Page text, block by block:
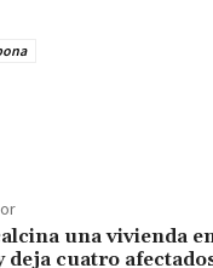
una vivienda
deja cuatro